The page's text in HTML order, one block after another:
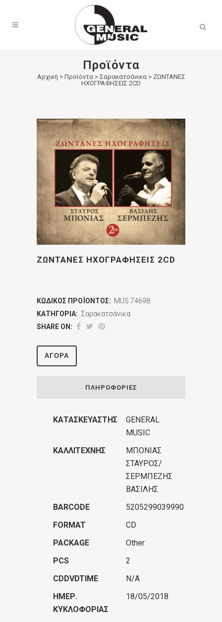
Προϊόντα
Αρχική > Προϊόντα> Σαρακατσάνικα> ΖΩΝΤΑΝΕΣ
ΗΧΟΓΡΑΦΗΣΕΙΣ 2CD
ΖΩΝΤΑΝΕΣ ΗΧΟΓΡΑΦΗΣΕΙΣ 2CD
ΚΩΔΙΚΌΣ ΠΡΟΪΌΝΤΟΣ: MUS.74698
ΚΑΤΗΓΟΡΊΑ: Σαρακατσάνικα
SHARE ON:
ΑΓΟΡΆ
ΠΛΗΡΟΦΟΡΊΕΣ
ΚΑΤΑΣΚΕΥΑΣΤΉΣ
GENERAL
MUSIC
ΚΑΛΛΙΤΈΧΝΗΣ
ΜΠΟΝΙΑΣ
ΣΤΑΥΡΟΣ/
ΣΕΡΜΠΕΖΗΣ
BAΣΙΛΗΣ
BARCODE
5205299039990
FORMAT
CD
PACKAGE
Other
PCS
2
CDDVDTIME
N/A
ΗΜΕΡ.
ΚΥΚΛΟΦΟΡΊΑΣ
18/05/2018